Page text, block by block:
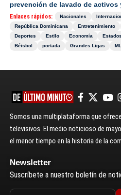
prevención de lavado de
Enlaces rápidos: Nacionales
República Dominicana
Entretenimiento
Deportes
Estilo Economía
Béisbol
portada Grandes Ligas
Somos una multiplataforma que
televisivos. El medio noticioso de
el menor tiempo en la historia de la
Newsletter
Suscríbete a nuestro boletín de